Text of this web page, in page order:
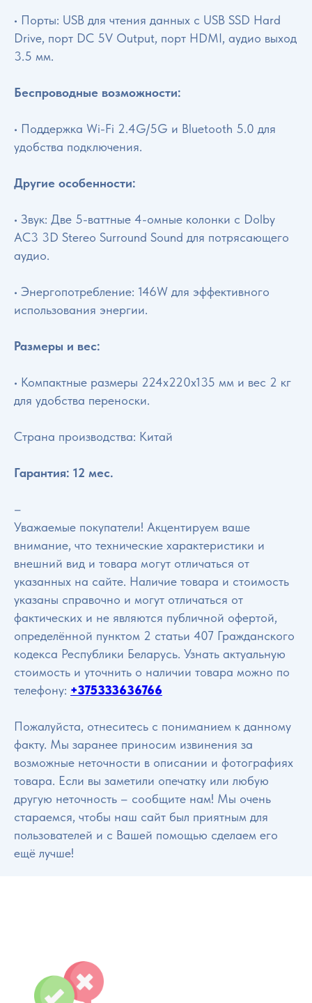
• Порты: USB для чтения данных с USB SSD Hard
Drive, порт DC 5V Output, порт HDMI, аудио выход
3.5 мм.
Беспроводные возможности:
• Поддержка Wi-Fi 2.4G/5G и Bluetooth 5.0 для
удобства подключения.
Другие особенности:
• Звук: Две 5-ваттные 4-омные колонки с Dolby
AC3 3D Stereo Surround Sound для потрясающего
аудио.
• Энергопотребление: 146W для эффективного
использования энергии.
Размеры и вес:
• Компактные размеры 224x220x135 мм и вес 2 кг
для удобства переноски.
Страна производства: Китай
Гарантия: 12 мес.
–
Уважаемые покупатели! Акцентируем ваше
внимание, что технические характеристики и
внешний вид и товара могут отличаться от
указанных на сайте. Наличие товара и стоимость
указаны справочно и могут отличаться от
фактических и не являются публичной офертой,
определённой пунктом 2 статьи 407 Гражданского
кодекса Республики Беларусь. Узнать актуальную
стоимость и уточнить о наличии товара можно по
телефону: +375333636766
Пожалуйста, отнеситесь с пониманием к данному
факту. Мы заранее приносим извинения за
возможные неточности в описании и фотографиях
товара. Если вы заметили опечатку или любую
другую неточность – сообщите нам! Мы очень
стараемся, чтобы наш сайт был приятным для
пользователей и с Вашей помощью сделаем его
ещё лучше!